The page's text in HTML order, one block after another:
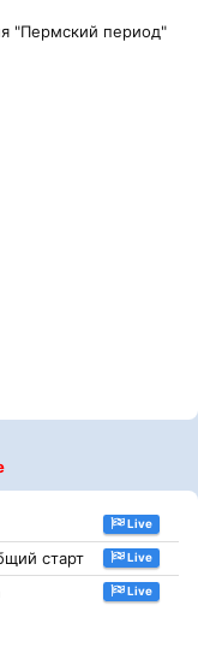
"Пермский период"
Live
старт Live
Live